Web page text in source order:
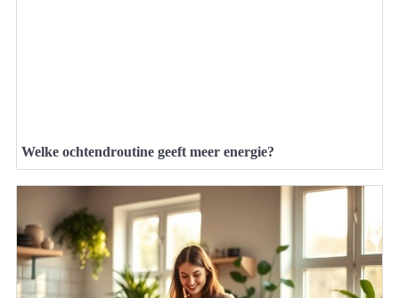
Welke ochtendroutine geeft meer energie?